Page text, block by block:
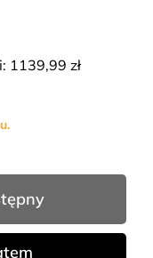
1139,99 zł